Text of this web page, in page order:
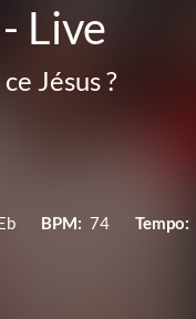
Live
Jésus ?
BPM: 74 Tempo: